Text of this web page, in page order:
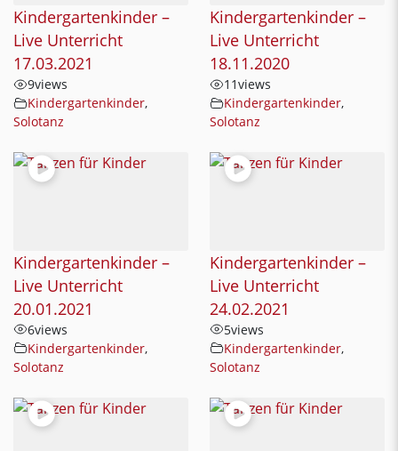
Kindergartenkinder –
Live Unterricht
17.03.2021
9views
Kindergartenkinder,
Solotanz
Kindergartenkinder –
Live Unterricht
18.11.2020
11views
Kindergartenkinder,
Solotanz
Kindergartenkinder –
Live Unterricht
20.01.2021
6views
Kindergartenkinder,
Solotanz
Kindergartenkinder –
Live Unterricht
24.02.2021
5views
Kindergartenkinder,
Solotanz